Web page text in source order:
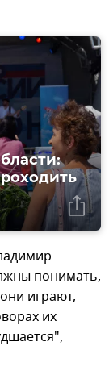
понимать,
играют,
их